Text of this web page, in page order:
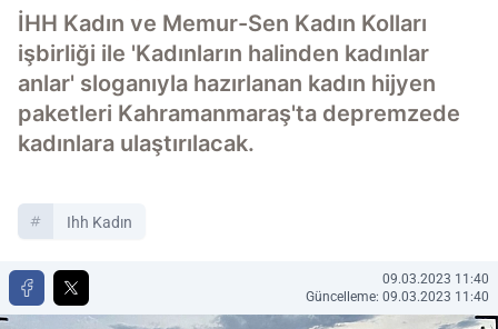
İHH Kadın ve Memur-Sen Kadın Kolları
işbirliği ile 'Kadınların halinden kadınlar
anlar' sloganıyla hazırlanan kadın hijyen
paketleri Kahramanmaraş'ta depremzede
kadınlara ulaştırılacak.
Ihh Kadın
09.03.2023 11:40
Güncelleme: 09.03.2023 11:40